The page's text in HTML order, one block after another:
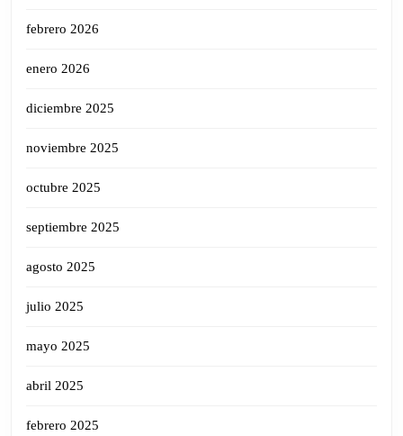
febrero 2026
enero 2026
diciembre 2025
noviembre 2025
octubre 2025
septiembre 2025
agosto 2025
julio 2025
mayo 2025
abril 2025
febrero 2025